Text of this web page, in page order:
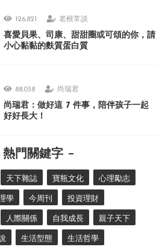
126,821 老根常談
喜愛貝果、司康、甜甜圈或可頌的你，請
小心黏黏的麩質蛋白質
88,038 尚瑞君
尚瑞君：做好這 7 件事，陪伴孩子一起
好好長大！
熱門關鍵字
天下雜誌 寶瓶文化 心理勵志
學 今周刊 投資理財
人際關係 自我成長 親子天下
生活型態 生活哲學